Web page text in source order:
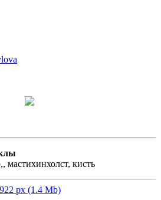
мастихинхолст, кисть
px (1.4 Mb)